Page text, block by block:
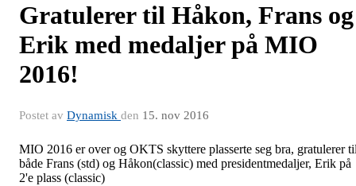
Gratulerer til Håkon, Frans og
Erik med medaljer på MIO
2016!
Postet av Dynamisk den 15. nov 2016
MIO 2016 er over og OKTS skyttere plasserte seg bra, gratulerer
både Frans (std) og Håkon(classic) med presidentmedaljer, Erik på
2'e plass (classic)